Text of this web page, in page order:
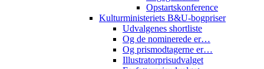
Opstartskonference
Kulturministeriets B&U-bogpriser
Udvalgenes shortliste
Og de nominerede er…
Og prismodtagerne er…
Illustratorprisudvalget